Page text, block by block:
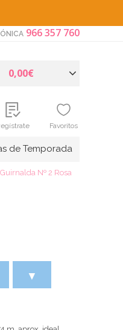
966 357 760
0,00€
Favoritos
de Temporada
Guirnalda Nº 2 Rosa
▼